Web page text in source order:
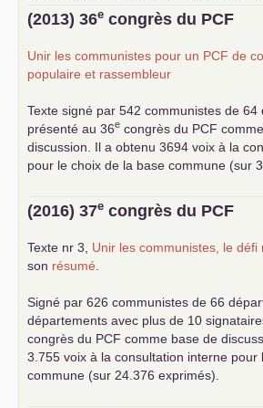
... lire la suite
(2013) 36e congrès du PCF
Unir les communistes pour un PCF de
populaire et rassembleur
Texte signé par 542 communistes de 64
présenté au 36e congrès du PCF
discussion. Il a obtenu 3694 voix à la
pour le choix de la base commune (sur
(2016) 37e congrès du PCF
Texte nr 3, Unir les communistes, le défi
son résumé
Signé par 626 communistes de 66
départements avec plus de 10
congrès du PCF comme base de
3.755 voix à la consultation interne pour
commune (sur 24.376 exprimés).